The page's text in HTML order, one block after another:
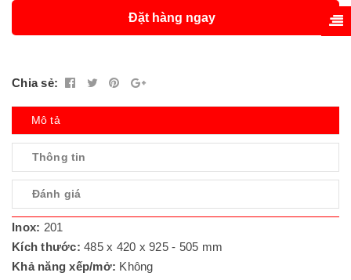
Đặt hàng ngay
Chia sẻ:
Mô tả
Thông tin
Đánh giá
Inox: 201
Kích thước: 485 x 420 x 925 - 505 mm
Khả năng xếp/mở: Không